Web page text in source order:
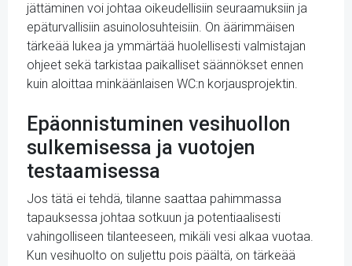
jättäminen voi johtaa oikeudellisiin seuraamuksiin ja
epäturvallisiin asuinolosuhteisiin. On äärimmäisen
tärkeää lukea ja ymmärtää huolellisesti valmistajan
ohjeet sekä tarkistaa paikalliset säännökset ennen
kuin aloittaa minkäänlaisen WC:n korjausprojektin.
Epäonnistuminen vesihuollon
sulkemisessa ja vuotojen
testaamisessa
Jos tätä ei tehdä, tilanne saattaa pahimmassa
tapauksessa johtaa sotkuun ja potentiaalisesti
vahingolliseen tilanteeseen, mikäli vesi alkaa vuotaa.
Kun vesihuolto on suljettu pois päältä, on tärkeää